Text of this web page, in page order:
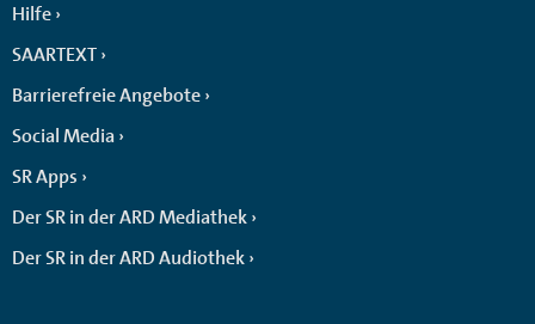
Hilfe
SAARTEXT
Barrierefreie Angebote
Social Media
SR Apps
Der SR in der ARD Mediathek
Der SR in der ARD Audiothek